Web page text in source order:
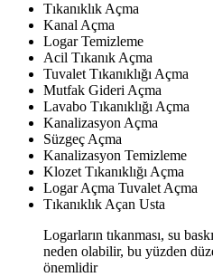
Tıkanıklık Açma
Kanal Açma
Logar Temizleme
Acil Tıkanık Açma
Tuvalet Tıkanıklığı Açma
Mutfak Gideri Açma
Lavabo Tıkanıklığı Açma
Kanalizasyon Açma
Süzgeç Açma
Kanalizasyon Temizleme
Klozet Tıkanıklığı Açma
Logar Açma Tuvalet Açma
Tıkanıklık Açan Usta
Logarların tıkanması, su
neden olabilir, bu yüzden
önemlidir